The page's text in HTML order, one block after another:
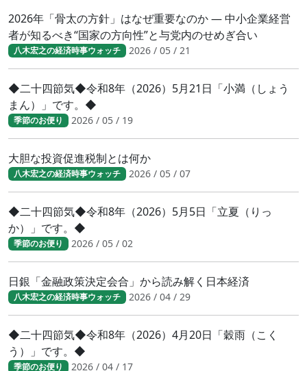
2026年「骨太の方針」はなぜ重要なのか ― 中小企業経営
者が知るべき“国家の方向性”と与党内のせめぎ合い
八木宏之の経済時事ウォッチ 2026 / 05 / 21
◆二十四節気◆令和8年（2026）5月21日「小満（しょう
まん）」です。◆
季節のお便り 2026 / 05 / 19
大胆な投資促進税制とは何か
八木宏之の経済時事ウォッチ 2026 / 05 / 07
◆二十四節気◆令和8年（2026）5月5日「立夏（りっ
か）」です。◆
季節のお便り 2026 / 05 / 02
日銀「金融政策決定会合」から読み解く日本経済
八木宏之の経済時事ウォッチ 2026 / 04 / 29
◆二十四節気◆令和8年（2026）4月20日「穀雨（こく
う）」です。◆
季節のお便り 2026 / 04 / 17